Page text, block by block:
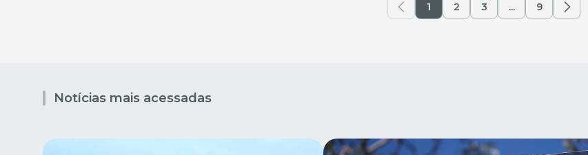
1 2 3 ... 9
Notícias mais acessadas